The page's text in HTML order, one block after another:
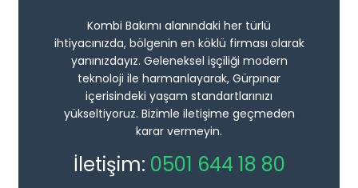
Kombi Bakımı alanındaki her türlü
ihtiyacınızda, bölgenin en köklü firması olarak
yanınızdayız. Geleneksel işçiliği modern
teknoloji ile harmanlayarak, Gürpınar
içerisindeki yaşam standartlarınızı
yükseltiyoruz. Bizimle iletişime geçmeden
karar vermeyin.
İletişim: 0501 644 18 80